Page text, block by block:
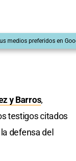
medios preferidos en
y Barros,
testigos citados
defensa del